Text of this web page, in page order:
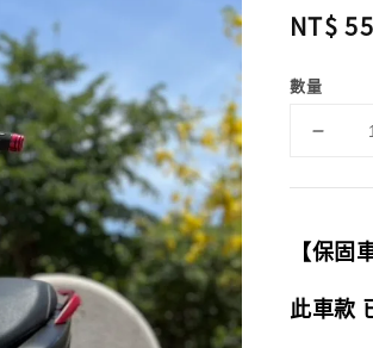
NT$
數量
【保
此車款